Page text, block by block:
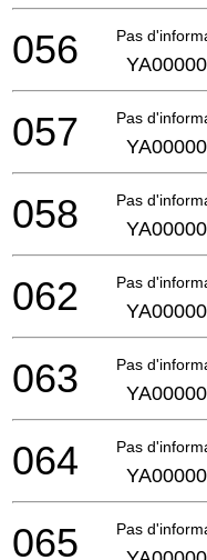
Pas
056
Pas
057
Pas
058
Pas
062
Pas
063
Pas
064
Pas
065